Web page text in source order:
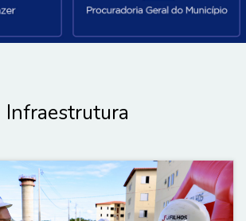
Infraestrutura